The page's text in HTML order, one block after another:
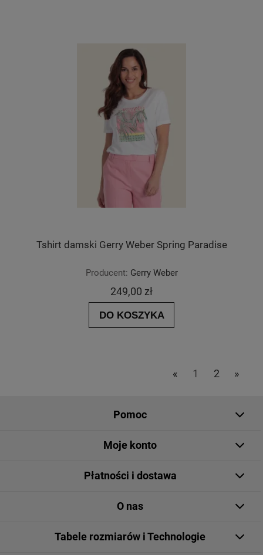
Tshirt damski Gerry Weber Spring Paradise
Producent: Gerry Weber
249,00 zł
DO KOSZYKA
« 1 2 »
Pomoc
Moje konto
Płatności i dostawa
O nas
Tabele rozmiarów i Technologie